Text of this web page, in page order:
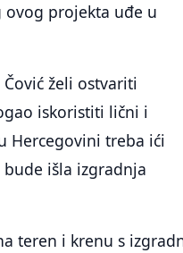
ovog projekta uđe u
želi ostvariti
iskoristiti lični i
Hercegovini treba ići
išla izgradnja
teren i krenu s